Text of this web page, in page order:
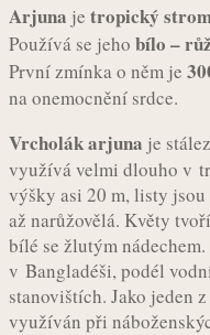
Arjuna je tropický
Používá se jeho bílo –
První zmínka o něm je
na onemocnění srdce.
Vrcholák arjuna je
využívá velmi dlouho v
výšky asi 20 m, listy
až narůžovělá. Květy
bílé se žlutým
v Bangladéši, podél
stanovištích. Jako jeden
využíván při